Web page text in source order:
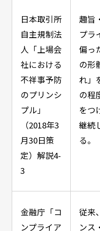
日本取引所
自主規制法
人「上場会
社における
不祥事予防
のプリンシ
プル」
（2018年3
月30日策
定）解説4-
3
趣旨
プラ
偏っ
の形
れ」
の程
をつ
継続
る。
金融庁「コ
ンプライア
従来
ンス